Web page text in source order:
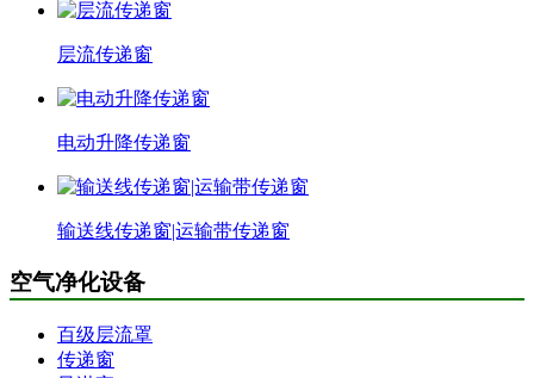
层流传递窗
电动升降传递窗
输送线传递窗|运输带传递窗
空气净化设备
百级层流罩
传递窗